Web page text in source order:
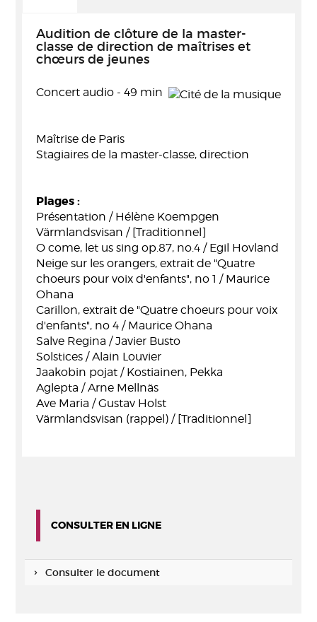
Audition de clôture de la master-
classe de direction de maîtrises et
chœurs de jeunes
Concert audio - 49 min
Maîtrise de Paris
Stagiaires de la master-classe, direction
Plages :
Présentation / Hélène Koempgen
Värmlandsvisan / [Traditionnel]
O come, let us sing op.87, no.4 / Egil Hovland
Neige sur les orangers, extrait de "Quatre
choeurs pour voix d'enfants", no 1 / Maurice
Ohana
Carillon, extrait de "Quatre choeurs pour voix
d'enfants", no 4 / Maurice Ohana
Salve Regina / Javier Busto
Solstices / Alain Louvier
Jaakobin pojat / Kostiainen, Pekka
Aglepta / Arne Mellnäs
Ave Maria / Gustav Holst
Värmlandsvisan (rappel) / [Traditionnel]
CONSULTER EN LIGNE
Consulter le document